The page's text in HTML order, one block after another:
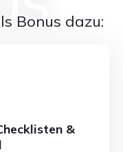
Bonus dazu:
&